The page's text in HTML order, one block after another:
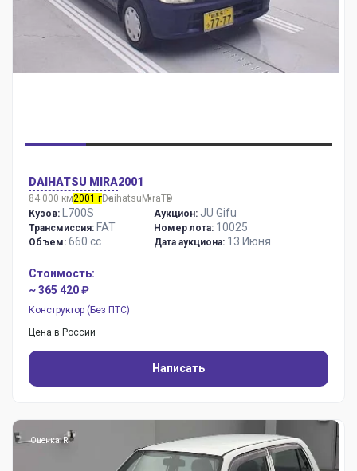
DAIHATSU MIRA2001
84 000 км2001 гDaihatsu MiraTD
Кузов:
L700S
Трансмиссия: FAT
Объем: 660 сс
Аукцион: JU Gifu
Номер лота: 10025
Дата аукциона: 13 Июня
Стоимость:
~ 365 420 ₽
Конструктор (Без ПТС)
Цена в России
Написать
Оценка: R